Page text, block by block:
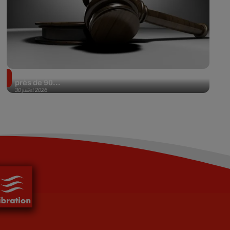
30 juillet 2026
près de 90...